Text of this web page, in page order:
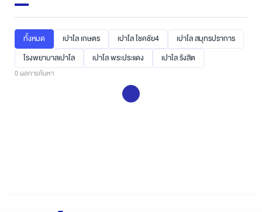
ทั้งหมด เปาโล เกษตร เปาโล โชคชัย4
เปาโล สมุทรปราการ
โรงพยาบาลเปาโล
เปาโล พระประแดง เปาโล รังสิต
0ผลการค้นหา